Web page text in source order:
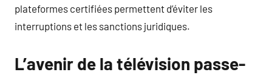
plateformes certifiées permettent d’éviter les
interruptions et les sanctions juridiques.
L’avenir de la télévision passe-